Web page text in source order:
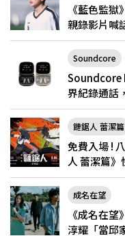
《藍色監
親錄影片喊
Soundcore
Soundcore
界紀錄通話
鏈鋸人 蕾潔篇
免費入場 !
人 蕾潔篇
限定登場
成名在望
《成名在
淳耀「當邱